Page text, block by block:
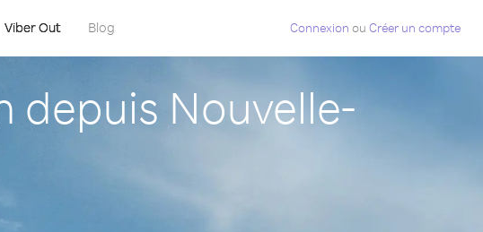
Viber Out Blog Connexion ou Créer un compte
depuis Nouvelle-